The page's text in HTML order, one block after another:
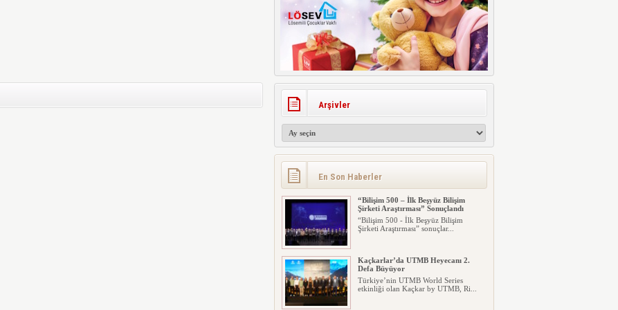
Arşivler
En Son Haberler
“Bilişim 500 – İlk Beşyüz Bilişim
Şirketi Araştırması” Sonuçlandı
“Bilişim 500 - İlk Beşyüz Bilişim
Şirketi Araştırması” sonuçlar...
Kaçkarlar’da UTMB Heyecanı 2.
Defa Büyüyor
Türkiye’nin UTMB World Series
etkinliği olan Kaçkar by UTMB, Ri...